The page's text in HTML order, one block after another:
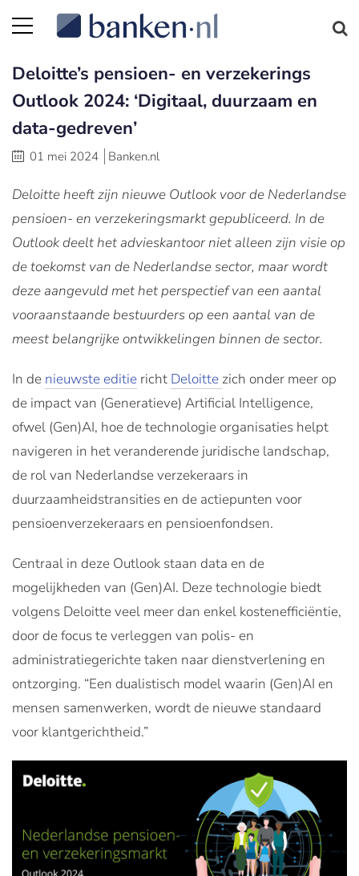
Deloitte’s pensioen- en verzekerings
Outlook 2024: ‘Digitaal, duurzaam en
data-gedreven’
01 mei 2024 Banken.nl
Deloitte heeft zijn nieuwe Outlook voor de Nederlandse
pensioen- en verzekeringsmarkt gepubliceerd. In de
Outlook deelt het advieskantoor niet alleen zijn visie op
de toekomst van de Nederlandse sector, maar wordt
deze aangevuld met het perspectief van een aantal
vooraanstaande bestuurders op een aantal van de
meest belangrijke ontwikkelingen binnen de sector.
In de nieuwste editie richt Deloitte zich onder meer op
de impact van (Generatieve) Artificial Intelligence,
ofwel (Gen)AI, hoe de technologie organisaties helpt
navigeren in het veranderende juridische landschap,
de rol van Nederlandse verzekeraars in
duurzaamheidstransities en de actiepunten voor
pensioenverzekeraars en pensioenfondsen.
Centraal in deze Outlook staan data en de
mogelijkheden van (Gen)AI. Deze technologie biedt
volgens Deloitte veel meer dan enkel kostenefficiëntie,
door de focus te verleggen van polis- en
administratiegerichte taken naar dienstverlening en
ontzorging. “Een dualistisch model waarin (Gen)AI en
mensen samenwerken, wordt de nieuwe standaard
voor klantgerichtheid.”